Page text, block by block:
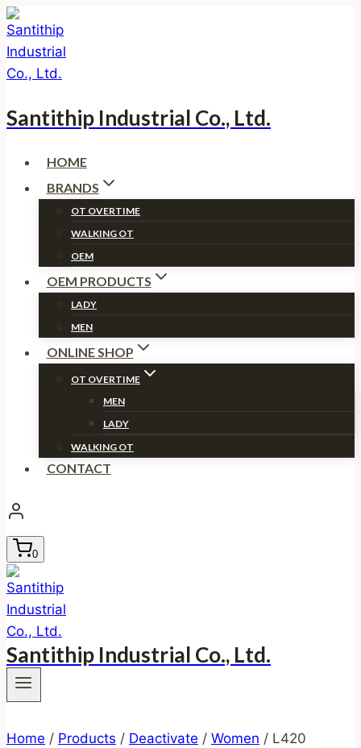
Skip
to
content
Santithip Industrial Co., Ltd.
HOME
BRANDS
OT OVERTIME
WALKING OT
OEM
OEM PRODUCTS
LADY
MEN
ONLINE SHOP
OT OVERTIME
MEN
LADY
WALKING OT
CONTACT
0
Santithip Industrial Co., Ltd.
Home / Products / Deactivate / Women / L420